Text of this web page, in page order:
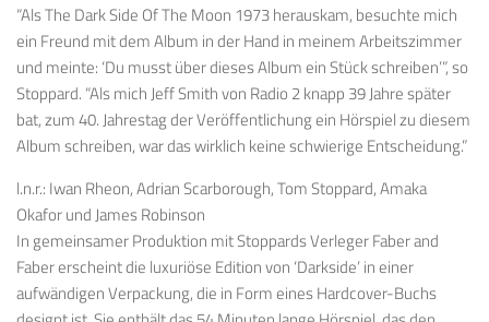
“Als The Dark Side Of The Moon 1973 herauskam, besuchte mich
ein Freund mit dem Album in der Hand in meinem Arbeitszimmer
und meinte: ‘Du musst über dieses Album ein Stück schreiben’”, so
Stoppard. “Als mich Jeff Smith von Radio 2 knapp 39 Jahre später
bat, zum 40. Jahrestag der Veröffentlichung ein Hörspiel zu diesem
Album schreiben, war das wirklich keine schwierige Entscheidung.”
l.n.r.: Iwan Rheon, Adrian Scarborough, Tom Stoppard, Amaka
Okafor und James Robinson
In gemeinsamer Produktion mit Stoppards Verleger Faber and
Faber erscheint die luxuriöse Edition von ‘Darkside’ in einer
aufwändigen Verpackung, die in Form eines Hardcover-Buchs